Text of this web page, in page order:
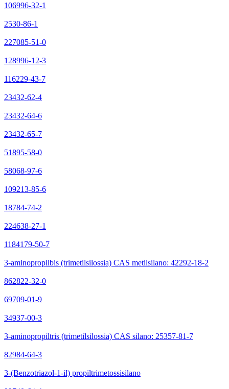
106996-32-1
2530-86-1
227085-51-0
128996-12-3
116229-43-7
23432-62-4
23432-64-6
23432-65-7
51895-58-0
58068-97-6
109213-85-6
18784-74-2
224638-27-1
1184179-50-7
3-aminopropilbis (trimetilsilossia) CAS metilsilano: 42292-18-2
862822-32-0
69709-01-9
34937-00-3
3-aminopropiltris (trimetilsilossia) CAS silano: 25357-81-7
82984-64-3
3-(Benzotriazol-1-il) propiltrimetossisilano